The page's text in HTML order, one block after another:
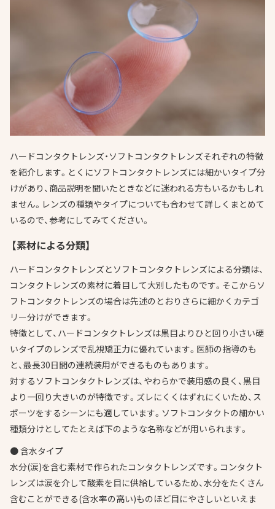
ハードコンタクトレンズ・ソフトコンタクトレンズそれぞれの特徴
を紹介します。とくにソフトコンタクトレンズには細かいタイプ分
けがあり、商品説明を聞いたときなどに迷われる方もいるかもしれ
ません。レンズの種類やタイプについても合わせて詳しくまとめて
いるので、参考にしてみてください。
【素材による分類】
ハードコンタクトレンズとソフトコンタクトレンズによる分類は、
コンタクトレンズの素材に着目して大別したものです。そこからソ
フトコンタクトレンズの場合は先述のとおりさらに細かくカテゴ
リー分けができます。
特徴として、ハードコンタクトレンズは黒目よりひと回り小さい硬
いタイプのレンズで乱視矯正力に優れています。医師の指導のも
と、最長30日間の連続装用ができるものもあります。
対するソフトコンタクトレンズは、やわらかで装用感の良く、黒目
より一回り大きいのが特徴です。ズレにくくはずれにくいため、ス
ポーツをするシーンにも適しています。ソフトコンタクトの細かい
種類分けとしてたとえば下のような名称などが用いられます。
● 含水タイプ
水分(涙)を含む素材で作られたコンタクトレンズです。コンタクト
レンズは涙を介して酸素を目に供給しているため、水分をたくさん
含むことができる(含水率の高い)ものほど目にやさしいといえま